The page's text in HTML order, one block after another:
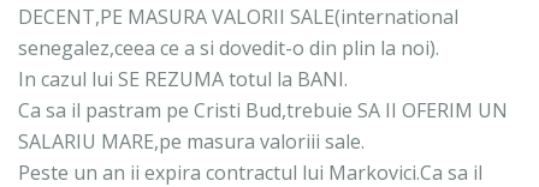
DECENT,PE MASURA VALORII SALE(international
senegalez,ceea ce a si dovedit-o din plin la noi).
In cazul lui SE REZUMA totul la BANI.
Ca sa il pastram pe Cristi Bud,trebuie SA II OFERIM UN
SALARIU MARE,pe masura valoriii sale.
Peste un an ii expira contractul lui Markovici.Ca sa il